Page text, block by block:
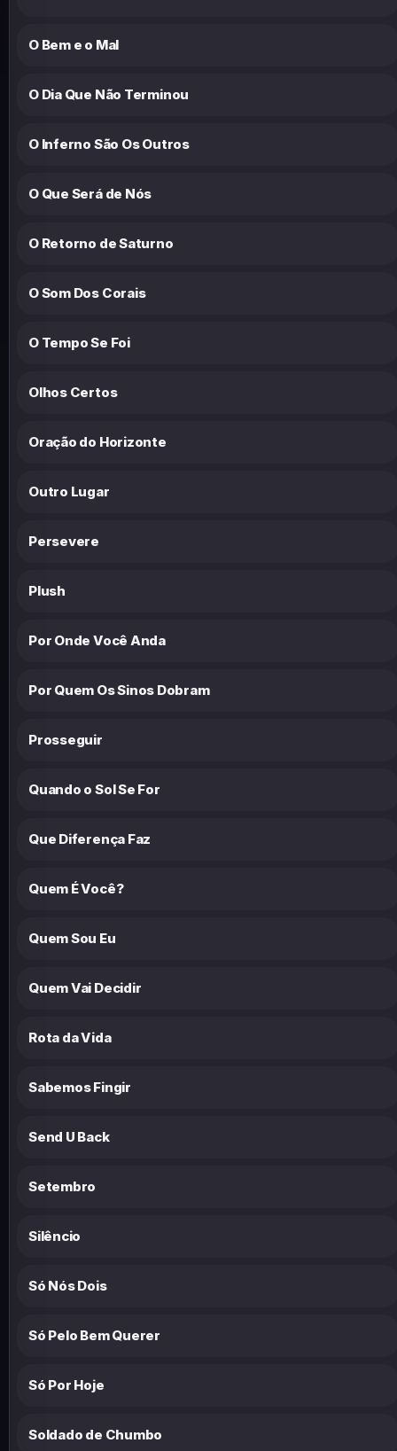
O Bem e o Mal
O Dia Que Não Terminou
O Inferno São Os Outros
O Que Será de Nós
O Retorno de Saturno
O Som Dos Corais
O Tempo Se Foi
Olhos Certos
Oração do Horizonte
Outro Lugar
Persevere
Plush
Por Onde Você Anda
Por Quem Os Sinos Dobram
Prosseguir
Quando o Sol Se For
Que Diferença Faz
Quem É Você?
Quem Sou Eu
Quem Vai Decidir
Rota da Vida
Sabemos Fingir
Send U Back
Setembro
Silêncio
Só Nós Dois
Só Pelo Bem Querer
Só Por Hoje
Soldado de Chumbo